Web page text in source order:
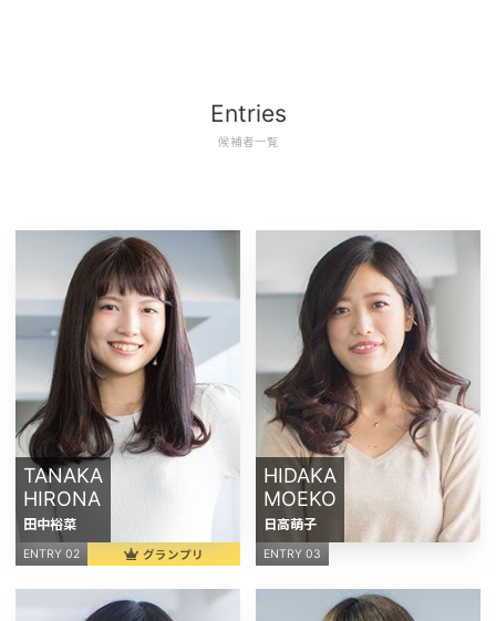
Entries
候補者一覧
TANAKA
HIRONA
田中裕菜
ENTRY 02 グランプリ
HIDAKA
MOEKO
日高萌子
ENTRY 03